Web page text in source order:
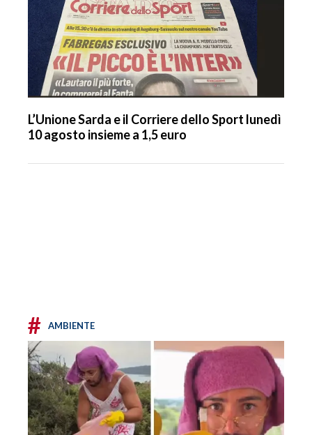
L’Unione Sarda e il Corriere dello Sport lunedì
10 agosto insieme a 1,5 euro
# AMBIENTE